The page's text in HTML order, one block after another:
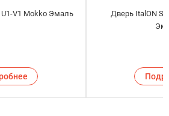
V1 Mokko Эмаль
Дверь ItalON